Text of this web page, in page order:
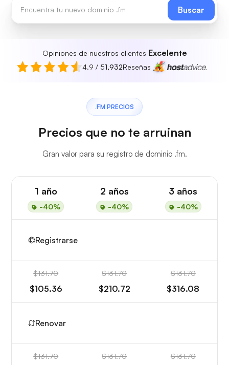
Buscar
Opiniones de nuestros clientes Excelente
4.9 / 51,932Reseñas
.FM PRECIOS
Precios que no te arruinan
Gran valor para su registro de dominio .fm.
1 año
-40%
2 años
-40%
3 años
-40%
Registrarse
$131.70
$105.36
$131.70
$210.72
$131.70
$316.08
Renovar
$131.70 $131.70 $131.70